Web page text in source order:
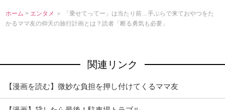
ホーム > エンタメ ＞ 「乗せてってー」は当たり前…手ぶらで来ておやつをた
かるママ友の仰天の旅行計画とは？読者「断る勇気も必要」
関連リンク
【漫画を読む】微妙な負担を押し付けてくるママ友